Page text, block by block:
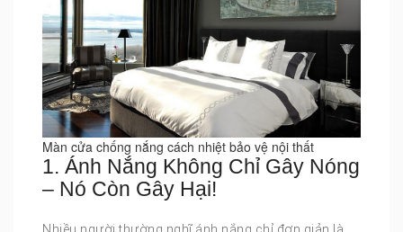
Màn cửa chống nắng cách nhiệt bảo vệ nội thất
1. Ánh Nắng Không Chỉ Gây Nóng
– Nó Còn Gây Hại!